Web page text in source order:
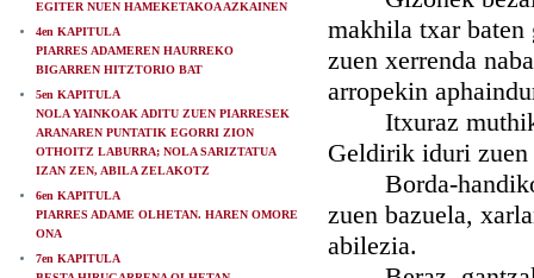
EGITER NUEN HAMEKETAKOA AZKAINEN
4en KAPITULA
PIARRES ADAMEREN HAURREKO
BIGARREN HITZTORIO BAT
5en KAPITULA
NOLA YAINKOAK ADITU ZUEN PIARRESEK
ARANAREN PUNTATIK EGORRI ZION
OTHOITZ LABURRA; NOLA SARIZTATUA
IZAN ZEN, ABILA ZELAKOTZ
6en KAPITULA
PIARRES ADAME OLHETAN. HAREN OMORE
ONA
7en KAPITULA
makhila txar baten
zuen xerrenda
arropekin
Itxuraz muthiko
Geldirik iduri
Borda-handiko
zuen bazuela,
abilezia.